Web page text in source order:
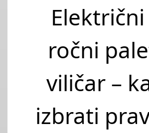
ročni
viličar –
izbrati